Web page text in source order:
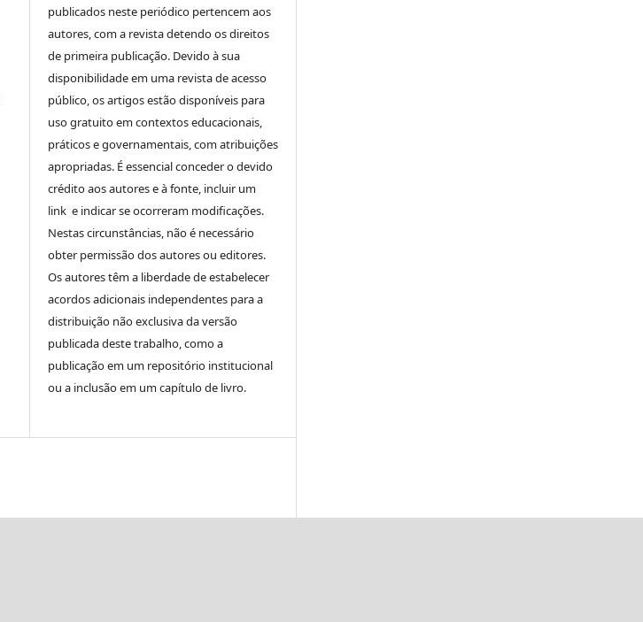
publicados neste periódico pertencem aos
autores, com a revista detendo os direitos
de primeira publicação. Devido à sua
disponibilidade em uma revista de acesso
público, os artigos estão disponíveis para
uso gratuito em contextos educacionais,
práticos e governamentais, com atribuições
apropriadas. É essencial conceder o devido
crédito aos autores e à fonte, incluir um
link e indicar se ocorreram modificações.
Nestas circunstâncias, não é necessário
obter permissão dos autores ou editores.
Os autores têm a liberdade de estabelecer
acordos adicionais independentes para a
distribuição não exclusiva da versão
publicada deste trabalho, como a
publicação em um repositório institucional
ou a inclusão em um capítulo de livro.